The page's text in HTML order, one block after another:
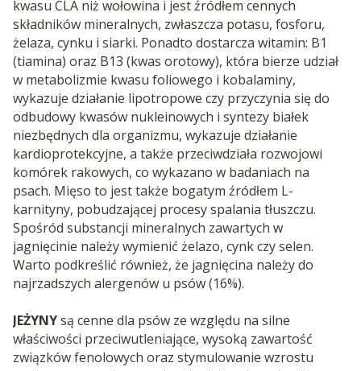
kwasu CLA niż wołowina i jest źródłem cennych
składników mineralnych, zwłaszcza potasu, fosforu,
żelaza, cynku i siarki. Ponadto dostarcza witamin: B1
(tiamina) oraz B13 (kwas orotowy), która bierze udział
w metabolizmie kwasu foliowego i kobalaminy,
wykazuje działanie lipotropowe czy przyczynia się do
odbudowy kwasów nukleinowych i syntezy białek
niezbędnych dla organizmu, wykazuje działanie
kardioprotekcyjne, a także przeciwdziała rozwojowi
komórek rakowych, co wykazano w badaniach na
psach. Mięso to jest także bogatym źródłem L-
karnityny, pobudzającej procesy spalania tłuszczu.
Spośród substancji mineralnych zawartych w
jagnięcinie należy wymienić żelazo, cynk czy selen.
Warto podkreślić również, że jagnięcina należy do
najrzadszych alergenów u psów (16%).
JEŻYNYsą cenne dla psów ze względu na silne
właściwości przeciwutleniające, wysoką zawartość
związków fenolowych oraz stymulowanie wzrostu